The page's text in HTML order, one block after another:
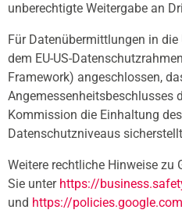
unberechtigte Weitergabe an
Für Datenübermittlungen in
dem EU-US-
Framework) angeschlossen,
Angemessenheitsbeschlusses
Kommission die Einhaltung
Datenschutzniveaus
Weitere rechtliche Hinweise zu
Sie unter https://
und https://policies.google.com